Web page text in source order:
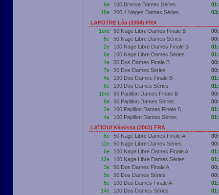
6e
100 Brasse Dames Séries
18e
200 4 Nages Dames Séries
LAPOTRE Léa (2004) FRA
1ère
50 Nage Libre Dames Finale B
6e
50 Nage Libre Dames Séries
2e
100 Nage Libre Dames Finale B
6e
100 Nage Libre Dames Séries
4e
50 Dos Dames Finale B
7e
50 Dos Dames Séries
4e
100 Dos Dames Finale B
8e
100 Dos Dames Séries
1ère
50 Papillon Dames Finale B
6e
50 Papillon Dames Séries
2e
100 Papillon Dames Finale B
4e
100 Papillon Dames Séries
LATIOUI Kémissa (2003) FRA
8e
50 Nage Libre Dames Finale A
11e
50 Nage Libre Dames Séries
6e
100 Nage Libre Dames Finale A
12e
100 Nage Libre Dames Séries
3e
50 Dos Dames Finale A
9e
50 Dos Dames Séries
6e
100 Dos Dames Finale A
14e
100 Dos Dames Séries